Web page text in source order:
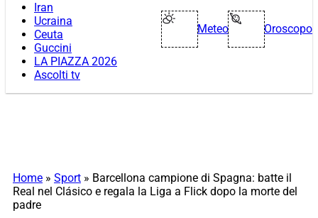
Iran
Ucraina
Ceuta
Guccini
LA PIAZZA 2026
Ascolti tv
Meteo Oroscopo
Home » Sport » Barcellona campione di Spagna: batte il
Real nel Clásico e regala la Liga a Flick dopo la morte del
padre